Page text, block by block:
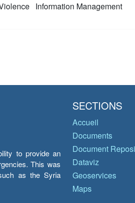
Information Management
to provide an
This was
as the Syria
SECTIONS
Accueil
Documents
Document
Dataviz
Geoservices
Maps